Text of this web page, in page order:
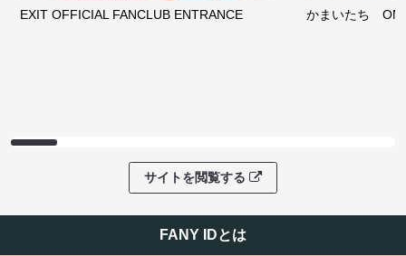
EXIT OFFICIAL FANCLUB ENTRANCE かまいたち
サイトを閲覧する
FANY IDとは